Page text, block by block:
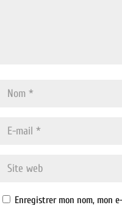
Enregistrer mon nom, mon